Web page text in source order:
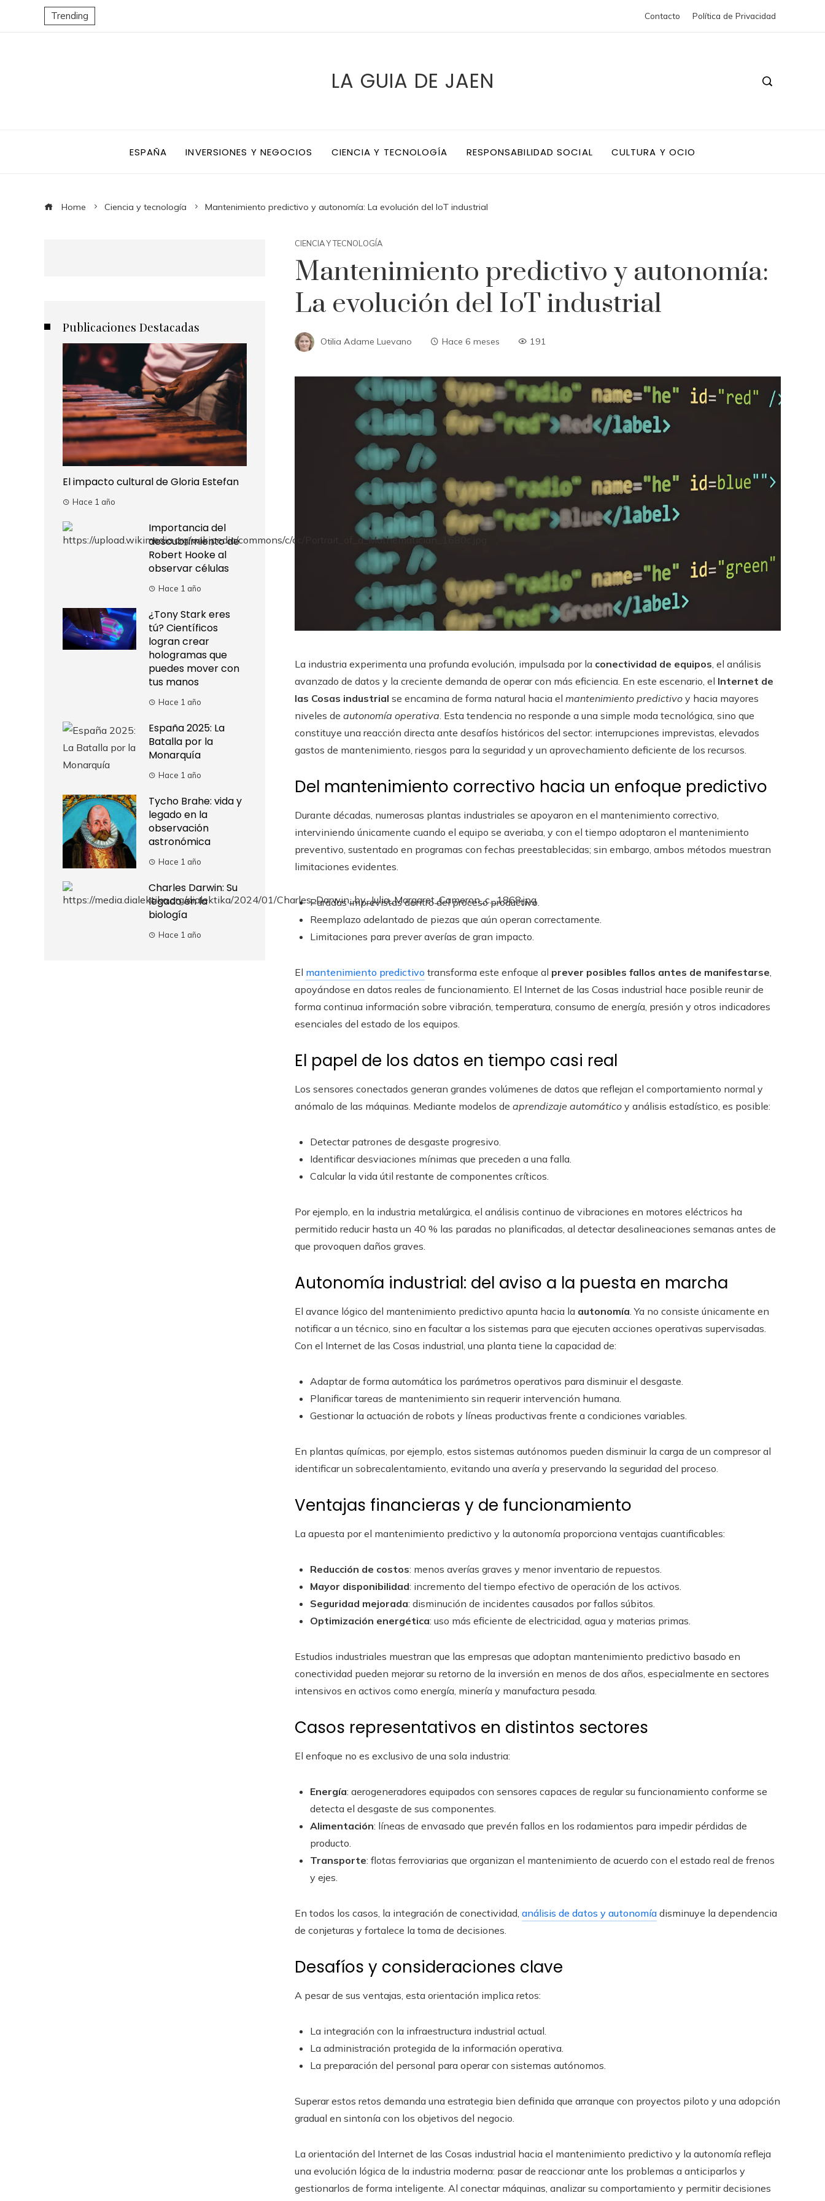
Trending Contacto Política de Privacidad
LA GUIA DE JAEN
ESPAÑA INVERSIONES Y NEGOCIOS CIENCIA Y TECNOLOGÍA RESPONSABILIDAD SOCIAL CULTURA Y OCIO
Home Ciencia y tecnología Mantenimiento predictivo y autonomía: La evolución del IoT industrial
CIENCIA Y TECNOLOGÍA
Mantenimiento predictivo y autonomía:
La evolución del IoT industrial
Otilia Adame Luevano Hace 6 meses 191
La industria experimenta una profunda evolución, impulsada por la conectividad de equipos , el análisis
avanzado de datos y la creciente demanda de operar con más eficiencia. En este escenario, el Internet de
las Cosas industrial se encamina de forma natural hacia el mantenimiento predictivo y hacia mayores
niveles de autonomía operativa . Esta tendencia no responde a una simple moda tecnológica, sino que
constituye una reacción directa ante desafíos históricos del sector: interrupciones imprevistas, elevados
gastos de mantenimiento, riesgos para la seguridad y un aprovechamiento deficiente de los recursos.
Del mantenimiento correctivo hacia un enfoque predictivo
Durante décadas, numerosas plantas industriales se apoyaron en el mantenimiento correctivo,
interviniendo únicamente cuando el equipo se averiaba, y con el tiempo adoptaron el mantenimiento
preventivo, sustentado en programas con fechas preestablecidas; sin embargo, ambos métodos muestran
limitaciones evidentes.
Paradas imprevistas dentro del proceso productivo.
Reemplazo adelantado de piezas que aún operan correctamente.
Limitaciones para prever averías de gran impacto.
El mantenimiento predictivo transforma este enfoque al prever posibles fallos antes de manifestarse
apoyándose en datos reales de funcionamiento. El Internet de las Cosas industrial hace posible reunir de
forma continua información sobre vibración, temperatura, consumo de energía, presión y otros indicadores
esenciales del estado de los equipos.
El papel de los datos en tiempo casi real
Los sensores conectados generan grandes volúmenes de datos que reflejan el comportamiento normal y
anómalo de las máquinas. Mediante modelos de aprendizaje automático y análisis estadístico, es posible:
Detectar patrones de desgaste progresivo.
Identificar desviaciones mínimas que preceden a una falla.
Calcular la vida útil restante de componentes críticos.
Por ejemplo, en la industria metalúrgica, el análisis continuo de vibraciones en motores eléctricos ha
permitido reducir hasta un 40 % las paradas no planificadas, al detectar desalineaciones semanas antes de
que provoquen daños graves.
Autonomía industrial: del aviso a la puesta en marcha
El avance lógico del mantenimiento predictivo apunta hacia la autonomía . Ya no consiste únicamente en
notificar a un técnico, sino en facultar a los sistemas para que ejecuten acciones operativas supervisadas.
Con el Internet de las Cosas industrial, una planta tiene la capacidad de:
Adaptar de forma automática los parámetros operativos para disminuir el desgaste.
Planificar tareas de mantenimiento sin requerir intervención humana.
Gestionar la actuación de robots y líneas productivas frente a condiciones variables.
En plantas químicas, por ejemplo, estos sistemas autónomos pueden disminuir la carga de un compresor al
identificar un sobrecalentamiento, evitando una avería y preservando la seguridad del proceso.
Ventajas financieras y de funcionamiento
La apuesta por el mantenimiento predictivo y la autonomía proporciona ventajas cuantificables:
Reducción de costos: menos averías graves y menor inventario de repuestos.
Mayor disponibilidad: incremento del tiempo efectivo de operación de los activos.
Seguridad mejorada: disminución de incidentes causados por fallos súbitos.
Optimización energética: uso más eficiente de electricidad, agua y materias primas.
Estudios industriales muestran que las empresas que adoptan mantenimiento predictivo basado en
conectividad pueden mejorar su retorno de la inversión en menos de dos años, especialmente en sectores
intensivos en activos como energía, minería y manufactura pesada.
Casos representativos en distintos sectores
El enfoque no es exclusivo de una sola industria:
Energía: aerogeneradores equipados con sensores capaces de regular su funcionamiento conforme se
detecta el desgaste de sus componentes.
Alimentación: líneas de envasado que prevén fallos en los rodamientos para impedir pérdidas de
producto.
Transporte: flotas ferroviarias que organizan el mantenimiento de acuerdo con el estado real de frenos
y ejes.
En todos los casos, la integración de conectividad, análisis de datos y autonomía disminuye la dependencia
de conjeturas y fortalece la toma de decisiones.
Desafíos y consideraciones clave
A pesar de sus ventajas, esta orientación implica retos:
La integración con la infraestructura industrial actual.
La administración protegida de la información operativa.
La preparación del personal para operar con sistemas autónomos.
Superar estos retos demanda una estrategia bien definida que arranque con proyectos piloto y una adopción
gradual en sintonía con los objetivos del negocio.
La orientación del Internet de las Cosas industrial hacia el mantenimiento predictivo y la autonomía refleja
una evolución lógica de la industria moderna: pasar de reaccionar ante los problemas a anticiparlos y
gestionarlos de forma inteligente. Al conectar máquinas, analizar su comportamiento y permitir decisiones
Publicaciones Destacadas
El impacto cultural de Gloria Estefan
Hace 1 año
Importancia del
descubrimiento de
Robert Hooke al
observar células
Hace 1 año
¿Tony Stark eres
tú? Científicos
logran crear
hologramas que
puedes mover con
tus manos
Hace 1 año
España 2025: La
Batalla por la
Monarquía
Hace 1 año
Tycho Brahe: vida y
legado en la
observación
astronómica
Hace 1 año
Charles Darwin: Su
legado en la
biología
Hace 1 año